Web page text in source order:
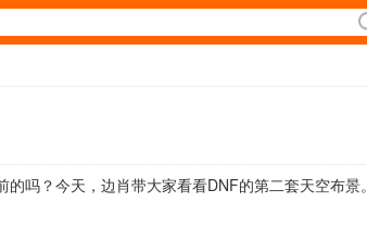
吗？今天，边肖带大家看看DNF的第二套天空布景。